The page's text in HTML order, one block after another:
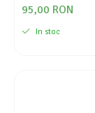
95,00 RON
In stoc